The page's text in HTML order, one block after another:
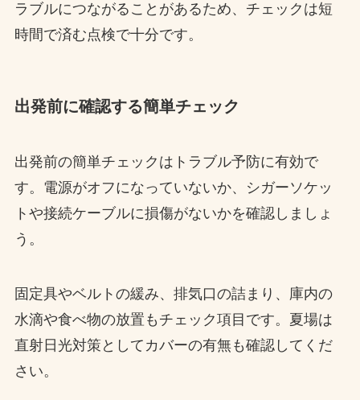
ラブルにつながることがあるため、チェックは短
時間で済む点検で十分です。
出発前に確認する簡単チェック
出発前の簡単チェックはトラブル予防に有効で
す。電源がオフになっていないか、シガーソケッ
トや接続ケーブルに損傷がないかを確認しましょ
う。
固定具やベルトの緩み、排気口の詰まり、庫内の
水滴や食べ物の放置もチェック項目です。夏場は
直射日光対策としてカバーの有無も確認してくだ
さい。